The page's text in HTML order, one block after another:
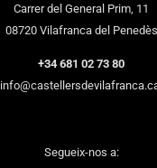
Carrer del General Prim, 11
08720 Vilafranca del Penedès
+34 681 02 73 80
Segueix-nos a: